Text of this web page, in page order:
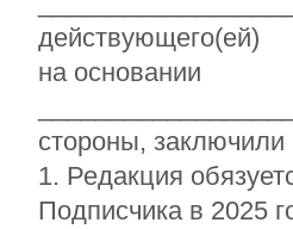
действующего(ей)
на основании
стороны,
1. Редакция
Подписчика в 2025